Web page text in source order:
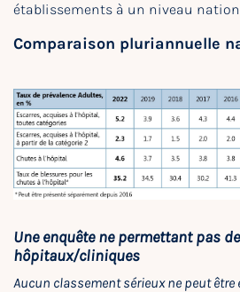
établissements à un niveau
Comparaison pluriannuelle
Une enquête ne permettant pas
hôpitaux/cliniques
Aucun classement sérieux ne peut